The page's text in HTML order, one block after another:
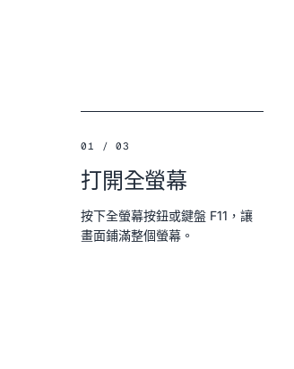
01 / 03
打開全螢幕
按下全螢幕按鈕或鍵盤 F11，讓
畫面鋪滿整個螢幕。